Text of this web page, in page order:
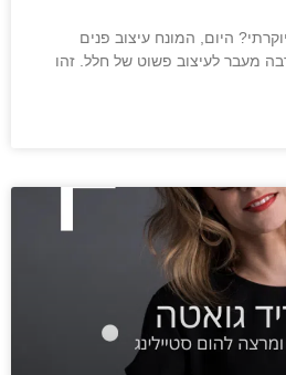
היום, המונח עיצוב פנים
מעבר לעיצוב פשוט של חלל. זהו